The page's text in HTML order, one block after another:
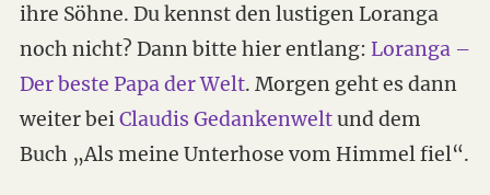
ihre Söhne. Du kennst den lustigen Loranga
noch nicht? Dann bitte hier entlang: Loranga –
Der beste Papa der Welt. Morgen geht es dann
weiter beiClaudis Gedankenweltund dem
Buch „Als meine Unterhose vom Himmel fiel“.